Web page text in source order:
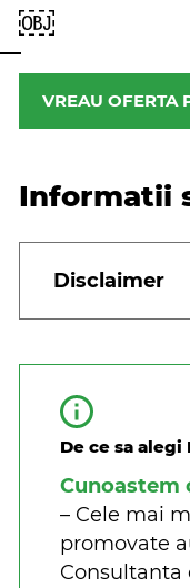
￼
VREAU OFERTA
Informatii
Disclaimer
De ce sa alegi
Cunoastem
– Cele mai
promovate
Consultanta